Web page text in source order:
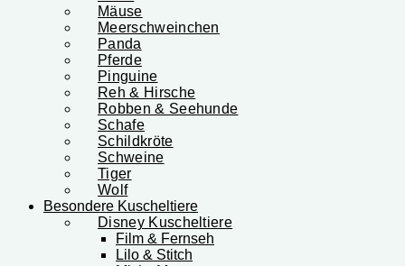
Mäuse
Meerschweinchen
Panda
Pferde
Pinguine
Reh & Hirsche
Robben & Seehunde
Schafe
Schildkröte
Schweine
Tiger
Wolf
Besondere Kuscheltiere
Disney Kuscheltiere
Film & Fernseh
Lilo & Stitch